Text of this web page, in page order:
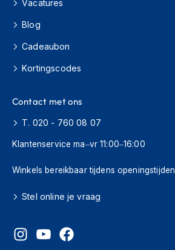
n
c
o
o
e
r
h
l
e
D
m
e
Vacatures
Blog
Cadeaubon
Kortingscodes
Contact met ons
T. 020 - 760 08 07
Klantenservice ma–vr 11:00–16:00
Winkels bereikbaar tijdens openingstijden
Stel online je vraag